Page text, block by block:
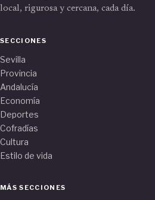
local, rigurosa y cercana, cada día.
SECCIONES
Sevilla
Provincia
Andalucía
Economía
Deportes
Cofradías
Cultura
Estilo de vida
MÁS SECCIONES